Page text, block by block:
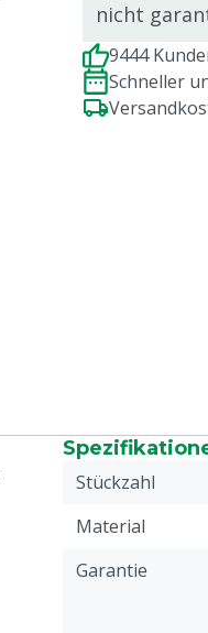
nicht
9444
Schneller
Stückzahl
Material
Garantie